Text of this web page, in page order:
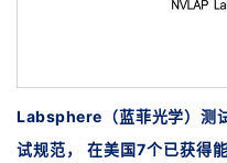
Labsphere（蓝菲光学）测
试规范， 在美国7个已获得